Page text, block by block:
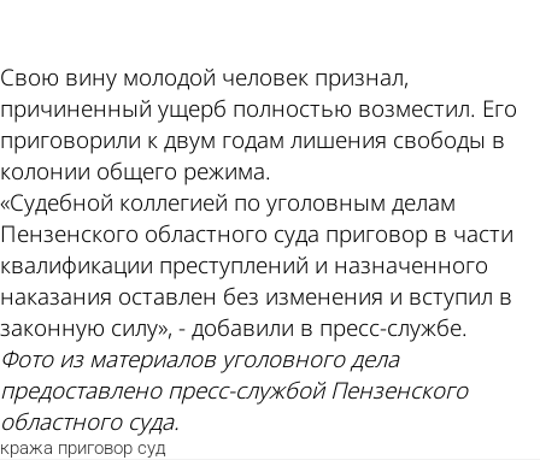
Свою вину молодой человек признал,
причиненный ущерб полностью возместил. Его
приговорили к двум годам лишения свободы в
колонии общего режима.
«Судебной коллегией по уголовным делам
Пензенского областного суда приговор в части
квалификации преступлений и назначенного
наказания оставлен без изменения и вступил в
законную силу», - добавили в пресс-службе.
Фото из материалов уголовного дела
предоставлено пресс-службой Пензенского
областного суда.
кража приговор суд